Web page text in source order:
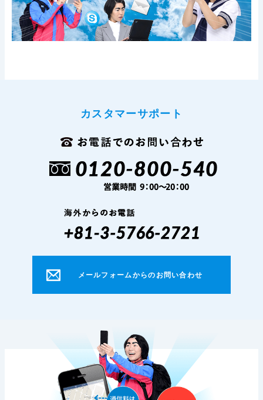
カスタマーサポート
メールフォームからのお問い合わせ